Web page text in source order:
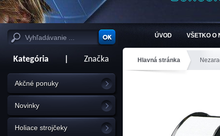
ÚVOD VŠETKO O
Kategória Značka
Akčné ponuky
Novinky
Holiace strojčeky
Hlavná stránka